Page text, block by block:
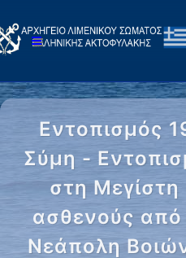
Εντοπισμός
Σύμη -
στη
ασθενούς
Νεάπολη